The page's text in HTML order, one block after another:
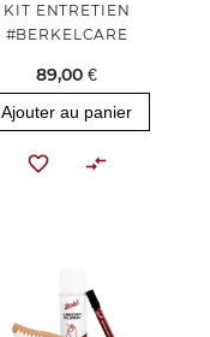
KIT ENTRETIEN
#BERKELCARE
89,00 €
Ajouter au panier